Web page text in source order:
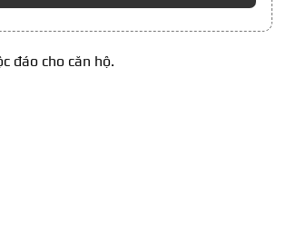
đáo cho căn hộ.